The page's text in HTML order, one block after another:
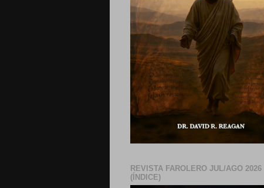
REVISTA FAROLERO JUL/AGO 2026
(ÍNDICE)